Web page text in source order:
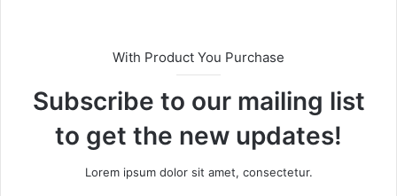
With Product You Purchase
Subscribe to our mailing list
to get the new updates!
Lorem ipsum dolor sit amet, consectetur.